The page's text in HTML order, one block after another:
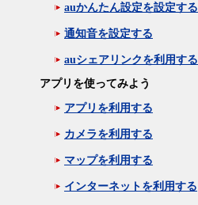
auかんたん設定を設定する
通知音を設定する
auシェアリンクを利用する
アプリを使ってみよう
アプリを利用する
カメラを利用する
マップを利用する
インターネットを利用する